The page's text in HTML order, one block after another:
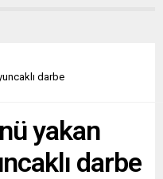
darbe
yakan
darbe